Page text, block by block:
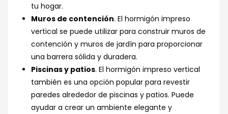
tu hogar.
Muros de contención. El hormigón impreso
vertical se puede utilizar para construir muros de
contención y muros de jardín para proporcionar
una barrera sólida y duradera.
Piscinas y patios. El hormigón impreso vertical
también es una opción popular para revestir
paredes alrededor de piscinas y patios. Puede
ayudar a crear un ambiente elegante y